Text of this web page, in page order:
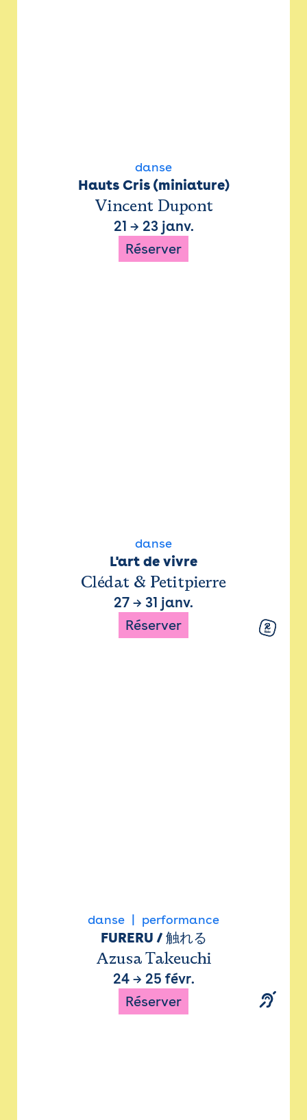
danse
Hauts Cris (miniature)
Vincent Dupont
21 → 23 janv.
Réserver
danse
L'art de vivre
Clédat & Petitpierre
27 → 31 janv.
Réserver
danse performance
FURERU / 触れる
Azusa Takeuchi
24→ 25 févr.
Réserver